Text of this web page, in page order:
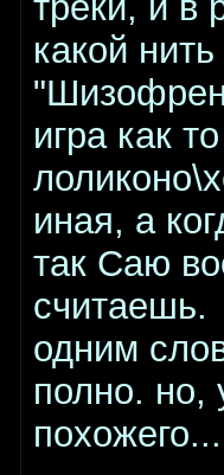
какой
игра как
иная, а
так Саю
считаешь.
одним
полно. но,
похожего...